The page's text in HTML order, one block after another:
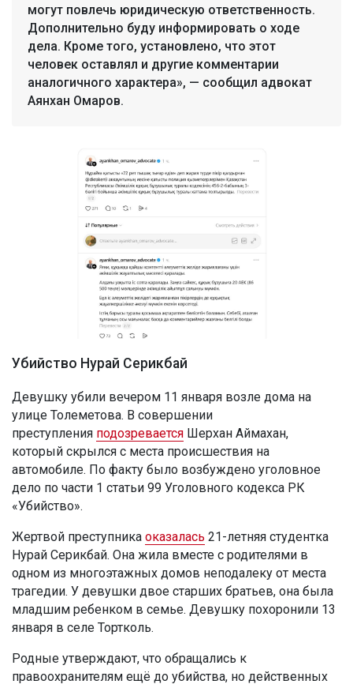
могут повлечь юридическую ответственность.
Дополнительно буду информировать о ходе
дела. Кроме того, установлено, что этот
человек оставлял и другие комментарии
аналогичного характера», — сообщил адвокат
Аянхан Омаров.
Убийство Нурай Серикбай
Девушку убили вечером 11 января возле дома на
улице Толеметова. В совершении
преступления подозревается Шерхан Аймахан,
который скрылся с места происшествия на
автомобиле. По факту было возбуждено уголовное
дело по части 1 статьи 99 Уголовного кодекса РК
«Убийство».
Жертвой преступника оказалась 21-летняя студентка
Нурай Серикбай. Она жила вместе с родителями в
одном из многоэтажных домов неподалеку от места
трагедии. У девушки двое старших братьев, она была
младшим ребенком в семье. Девушку похоронили 13
января в селе Тортколь.
Родные утверждают, что обращались к
правоохранителям ещё до убийства, но действенных